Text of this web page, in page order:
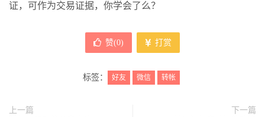
证，可作为交易证据，你学会了么？
赞(0) 打赏
标签： 好友 微信 转帐
上一篇
下一篇